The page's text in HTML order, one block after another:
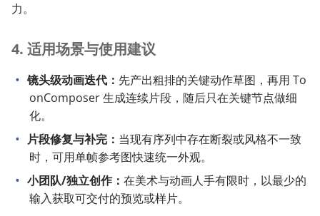
力。
4. 适用场景与使用建议
镜头级动画迭代： 先产出粗排的关键动作草图，再用 To
onComposer 生成连续片段，随后只在关键节点做细
化。
片段修复与补完： 当现有序列中存在断裂或风格不一致
时，可用单帧参考图快速统一外观。
小团队/独立创作： 在美术与动画人手有限时，以最少的
输入获取可交付的预览或样片。